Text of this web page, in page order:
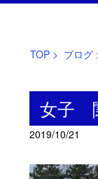
TOP> ブログ
女子
2019/10/21